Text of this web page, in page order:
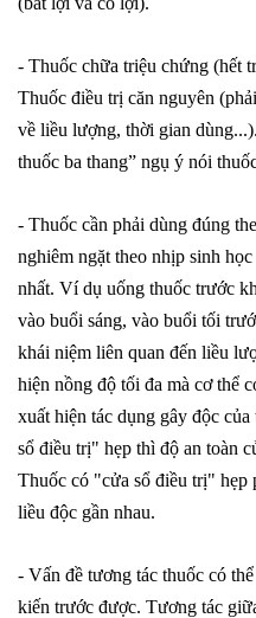
- Thuốc chữa triệu chứng (hết
Thuốc điều trị căn nguyên
về liều lượng, thời gian
thuốc ba thang” ngụ ý nói
- Thuốc cần phải dùng đúng
nghiêm ngặt theo nhịp sinh
nhất. Ví dụ uống thuốc trước
vào buổi sáng, vào buổi tối
khái niệm liên quan đến liều
hiện nồng độ tối đa mà cơ thể
xuất hiện tác dụng gây độc
sổ điều trị" hẹp thì độ an toàn
Thuốc có "cửa sổ điều trị" hẹp
liều độc gần nhau.
- Vấn đề tương tác thuốc có
kiến trước được. Tương tác